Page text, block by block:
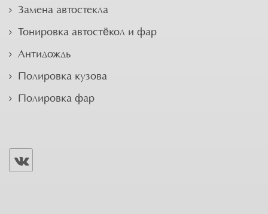
Замена автостекла
Тонировка автостёкол и фар
Антидождь
Полировка кузова
Полировка фар